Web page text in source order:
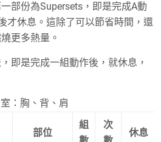
部份為Supersets，即是完成A動
才休息。這除了可以節省時間，還
更多熱量。
即是完成一組動作後，就休息，
：胸、背、肩
部位
組
次
休息